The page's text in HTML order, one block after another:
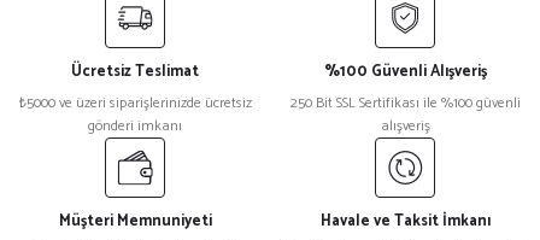
₺ 400
Siyah Kırmızı Nakışlı Hakim Yaka Aşçı Ceketi
Ücretsiz Teslimat
₺5000 ve üzeri siparişlerinizde ücretsiz
gönderi imkanı
%100 Güvenli Alışveriş
250 Bit SSL Sertifikası ile %100 güvenli
alışveriş
Müşteri Memnuniyeti Havale ve Taksit İmkanı